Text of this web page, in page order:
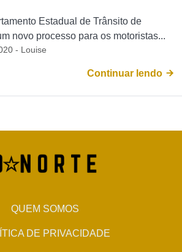
Estadual de Trânsito de
novo processo para os motoristas...
- Louise
Continuar lendo
QUEM SOMOS
DE PRIVACIDADE